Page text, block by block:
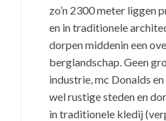
zo’n 2300 meter liggen
en in traditionele
dorpen middenin een
berglandschap. Geen
industrie, mc Donalds
wel rustige steden en
in traditionele kledij